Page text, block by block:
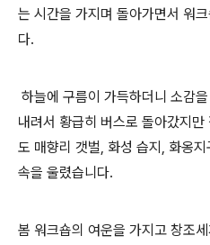
는 시간을 가지며 돌아가면서 워
다.
하늘에 구름이 가득하더니 소감
내려서 황급히 버스로 돌아갔지
도 매향리 갯벌, 화성 습지, 화옹
속을 울렸습니다.
봄 워크숍의 여운을 가지고 창조